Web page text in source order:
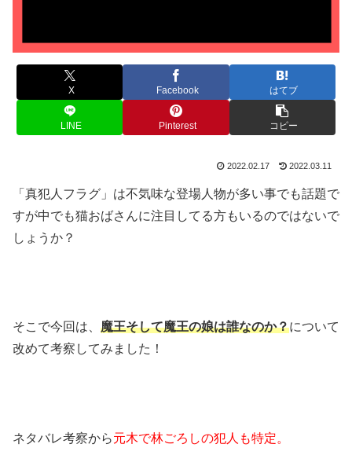
X Facebook はてブ
LINE Pinterest コピー
2022.02.17 2022.03.11
「真犯人フラグ」は不気味な登場人物が多い事でも話題で
すが中でも猫おばさんに注目してる方もいるのではないで
しょうか？
そこで今回は、 魔王そして魔王の娘は誰なのか？について
改めて考察してみました！
ネタバレ考察から元木で林ごろしの犯人も特定。